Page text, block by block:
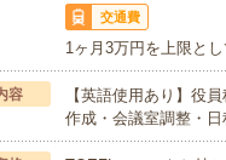
交通費
1ヶ月3万円を上限と
容
【英語使用あり】役
作成・会議室調整・